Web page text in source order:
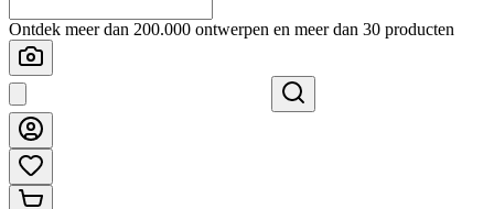
Ontdek meer dan 200.000 ontwerpen en meer dan 30 producten